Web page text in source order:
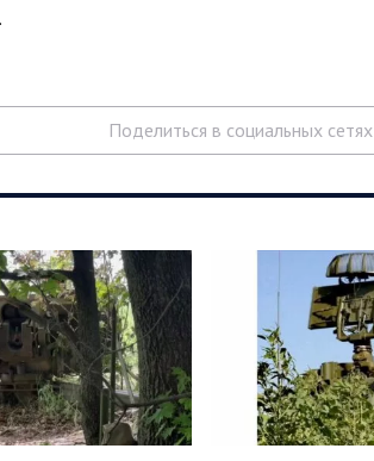
Поделиться в социальных сетях